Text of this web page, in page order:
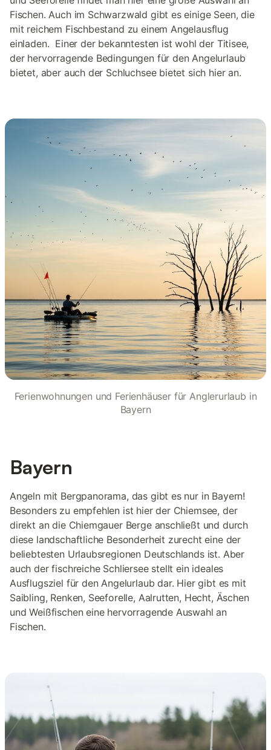
Fischen. Auch im Schwarzwald gibt es einige Seen, die
mit reichem Fischbestand zu einem Angelausflug
einladen. Einer der bekanntesten ist wohl der Titisee,
der hervorragende Bedingungen für den Angelurlaub
bietet, aber auch der Schluchsee bietet sich hier an.
Ferienwohnungen und Ferienhäuser für Anglerurlaub in
Bayern
Bayern
Angeln mit Bergpanorama, das gibt es nur in Bayern!
Besonders zu empfehlen ist hier der Chiemsee, der
direkt an die Chiemgauer Berge anschließt und durch
diese landschaftliche Besonderheit zurecht eine der
beliebtesten Urlaubsregionen Deutschlands ist. Aber
auch der fischreiche Schliersee stellt ein ideales
Ausflugsziel für den Angelurlaub dar. Hier gibt es mit
Saibling, Renken, Seeforelle, Aalrutten, Hecht, Äschen
und Weißfischen eine hervorragende Auswahl an
Fischen.